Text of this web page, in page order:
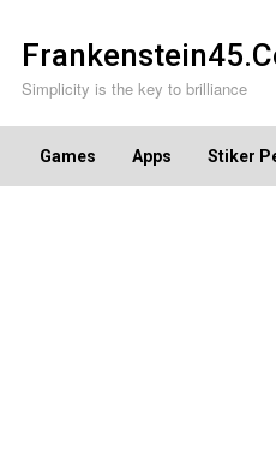
content
Simplicity is the key to brilliance
Games Apps Stiker